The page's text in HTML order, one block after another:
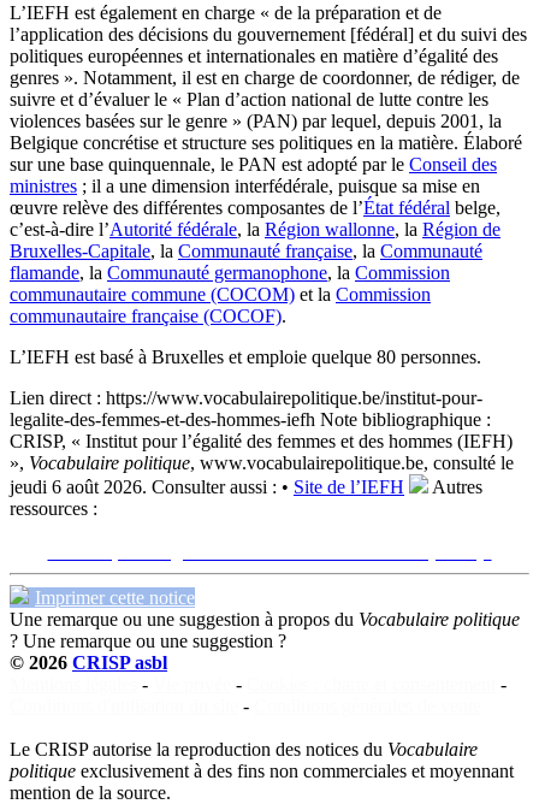
L’IEFH est également en charge « de la préparation et de
l’application des décisions du gouvernement [fédéral] et du suivi des
politiques européennes et internationales en matière d’égalité des
genres ». Notamment, il est en charge de coordonner, de rédiger, de
suivre et d’évaluer le « Plan d’action national de lutte contre les
violences basées sur le genre » (PAN) par lequel, depuis 2001, la
Belgique concrétise et structure ses politiques en la matière. Élaboré
sur une base quinquennale, le PAN est adopté par le Conseil des
ministres ; il a une dimension interfédérale, puisque sa mise en
œuvre relève des différentes composantes de l’État fédéral belge,
c’est-à-dire l’Autorité fédérale, la Région wallonne, la Région de
Bruxelles-Capitale, la Communauté française, la Communauté
flamande, la Communauté germanophone, la Commission
communautaire commune (COCOM) et la Commission
communautaire française (COCOF).
L’IEFH est basé à Bruxelles et emploie quelque 80 personnes.
Lien direct : https://www.vocabulairepolitique.be/institut-pour-
legalite-des-femmes-et-des-hommes-iefh Note bibliographique :
CRISP, « Institut pour l’égalité des femmes et des hommes (IEFH)
», Vocabulaire politique, www.vocabulairepolitique.be, consulté le
jeudi 6 août 2026. Consulter aussi : • Site de l’IEFH
Autres
ressources :
Imprimer cette notice
Une remarque ou une suggestion à propos du Vocabulaire politique
? Une remarque ou une suggestion ?
© 2026 CRISP asbl
- -
-
-
Le CRISP autorise la reproduction des notices du Vocabulaire
politique exclusivement à des fins non commerciales et moyennant
mention de la source.